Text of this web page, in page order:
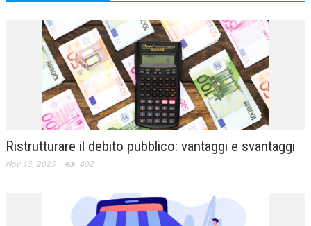
Ristrutturare il debito pubblico: vantaggi e svantaggi
Nov 13, 2025 402